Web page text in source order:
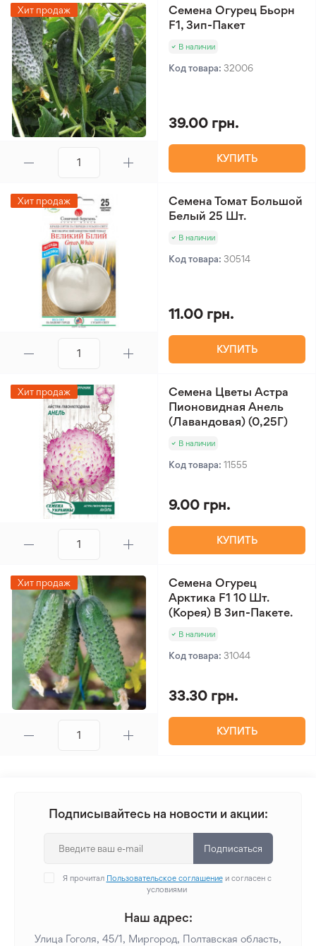
Хит продаж
Семена Огурец Бьорн
F1, Зип-Пакет
В наличии
Код товара: 32006
39.00 грн.
КУПИТЬ
Хит продаж
Семена Томат Большой
Белый 25 Шт.
В наличии
Код товара: 30514
11.00 грн.
КУПИТЬ
Хит продаж
Семена Цветы Астра
Пионовидная Анель
(Лавандовая) (0,25Г)
В наличии
Код товара: 11555
9.00 грн.
КУПИТЬ
Хит продаж
Семена Огурец
Арктика F1 10 Шт.
(Корея) В Зип-Пакете.
В наличии
Код товара: 31044
33.30 грн.
КУПИТЬ
Подписывайтесь на новости и акции:
Подписаться
Я прочитал Пользовательское соглашениеи согласен с
условиями
Наш адрес:
Улица Гоголя, 45/1, Миргород, Полтавская область,